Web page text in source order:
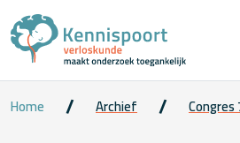
Home Archief